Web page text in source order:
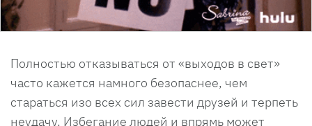
Полностью отказываться от «выходов в свет»
часто кажется намного безопаснее, чем
стараться изо всех сил завести друзей и терпеть
неудачу. Избегание людей и впрямь может